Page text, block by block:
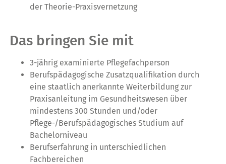
der Theorie-Praxisvernetzung
Das bringen Sie mit
3-jährig examinierte Pflegefachperson
Berufspädagogische Zusatzqualifikation durch
eine staatlich anerkannte Weiterbildung zur
Praxisanleitung im Gesundheitswesen über
mindestens 300 Stunden und/oder
Pflege-/Berufspädagogisches Studium auf
Bachelorniveau
Berufserfahrung in unterschiedlichen
Fachbereichen